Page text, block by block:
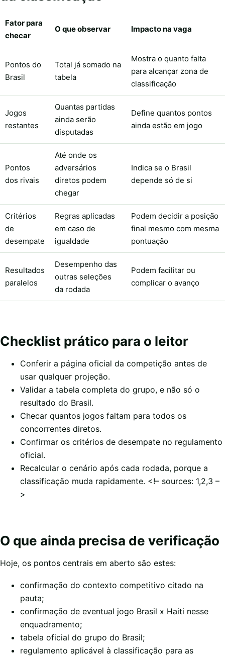
Fator para
checar
O que observar Impacto na vaga
Pontos do
Brasil
Total já somado na
tabela
Mostra o quanto falta
para alcançar zona de
classificação
Jogos
restantes
Quantas partidas
ainda serão
disputadas
Define quantos pontos
ainda estão em jogo
Pontos
dos rivais
Até onde os
adversários
diretos podem
chegar
Indica se o Brasil
depende só de si
Critérios
de
desempate
Regras aplicadas
em caso de
igualdade
Podem decidir a posição
final mesmo com mesma
pontuação
Resultados
paralelos
Desempenho das
outras seleções
da rodada
Podem facilitar ou
complicar o avanço
Checklist prático para o leitor
Conferir a página oficial da competição antes de
usar qualquer projeção.
Validar a tabela completa do grupo, e não só o
resultado do Brasil.
Checar quantos jogos faltam para todos os
concorrentes diretos.
Confirmar os critérios de desempate no regulamento
oficial.
Recalcular o cenário após cada rodada, porque a
classificação muda rapidamente. <!– sources: 1,2,3 –
>
O que ainda precisa de verificação
Hoje, os pontos centrais em aberto são estes:
confirmação do contexto competitivo citado na
pauta;
confirmação de eventual jogo Brasil x Haiti nesse
enquadramento;
tabela oficial do grupo do Brasil;
regulamento aplicável à classificação para as